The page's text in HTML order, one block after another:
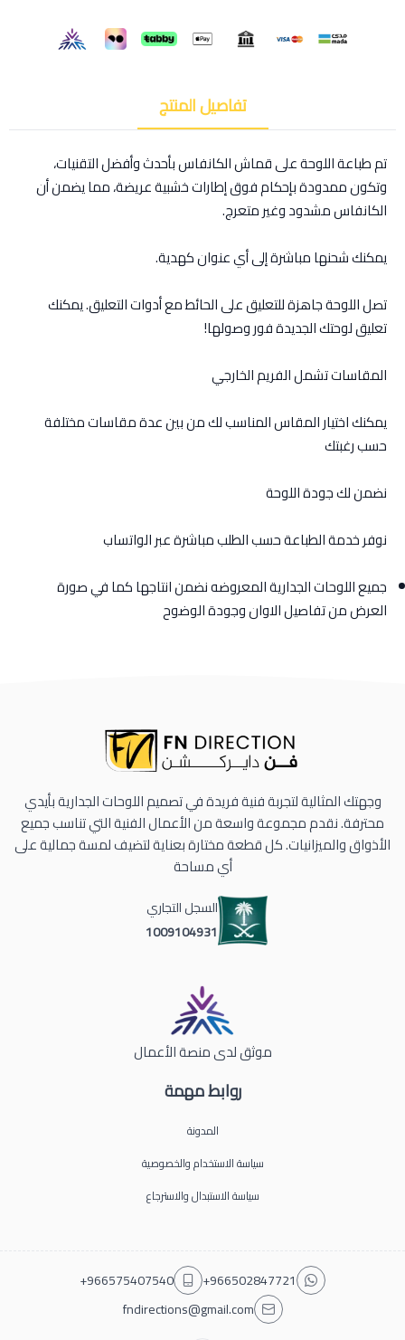
تفاصيل المنتج
تم طباعة اللوحة على قماش الكانفاس بأحدث وأفضل التقنيات،
وتكون ممدودة بإحكام فوق إطارات خشبية عريضة، مما يضمن أن
الكانفاس مشدود وغير متعرج.
يمكنك شحنها مباشرة إلى أي عنوان كهدية.
تصل اللوحة جاهزة للتعليق على الحائط مع أدوات التعليق. يمكنك
تعليق لوحتك الجديدة فور وصولها!
المقاسات تشمل الفريم الخارجي
يمكنك اختيار المقاس المناسب لك من بين عدة مقاسات مختلفة
حسب رغبتك
نضمن لك جودة اللوحة
نوفر خدمة الطباعة حسب الطلب مباشرة عبر الواتساب
جميع اللوحات الجدارية المعروضه نضمن انتاجها كما في صورة
العرض من تفاصيل الاوان وجودة الوضوح
روابط مهمة
المدونة
سياسة الاستخدام والخصوصية
سياسة الاستبدال والاسترجاع
وجهتك المثالية لتجربة فنية فريدة في تصميم اللوحات الجدارية بأيدي
محترفة. نقدم مجموعة واسعة من الأعمال الفنية التي تناسب جميع
الأذواق والميزانيات. كل قطعة مختارة بعناية لتضيف لمسة جمالية على
أي مساحة
السجل التجاري
1009104931
موثق لدى منصة الأعمال
+966502847721
+966575407540
fndirections@gmail.com